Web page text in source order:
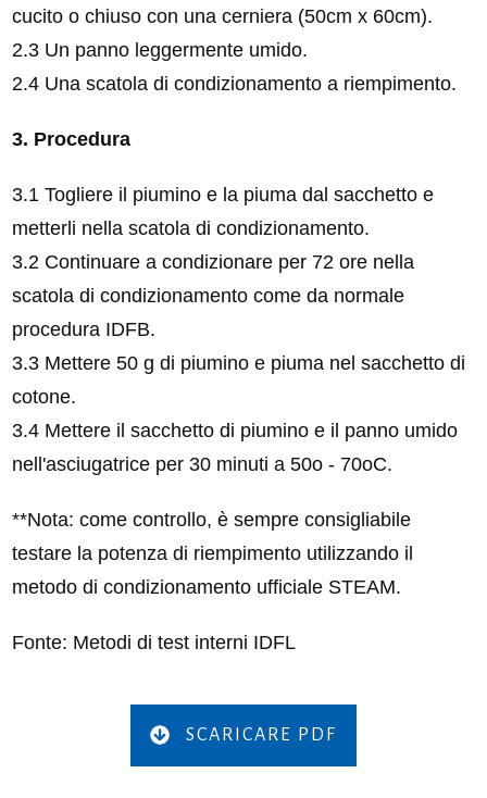
cucito o chiuso con una cerniera (50cm x 60cm).
2.3 Un panno leggermente umido.
2.4 Una scatola di condizionamento a riempimento.
3. Procedura
3.1 Togliere il piumino e la piuma dal sacchetto e
metterli nella scatola di condizionamento.
3.2 Continuare a condizionare per 72 ore nella
scatola di condizionamento come da normale
procedura IDFB.
3.3 Mettere 50 g di piumino e piuma nel sacchetto di
cotone.
3.4 Mettere il sacchetto di piumino e il panno umido
nell'asciugatrice per 30 minuti a 50o - 70oC.
**Nota: come controllo, è sempre consigliabile
testare la potenza di riempimento utilizzando il
metodo di condizionamento ufficiale STEAM.
Fonte: Metodi di test interni IDFL
SCARICARE PDF